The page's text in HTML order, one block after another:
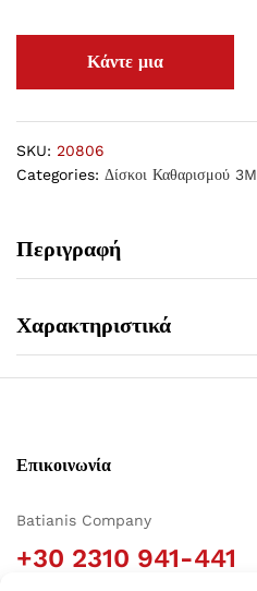
SKU: 20806
Categories: Δίσκοι Καθαρισμού 3M
Περιγραφή
Χαρακτηριστικά
Επικοινωνία
Batianis Company
+30 2310 941-441